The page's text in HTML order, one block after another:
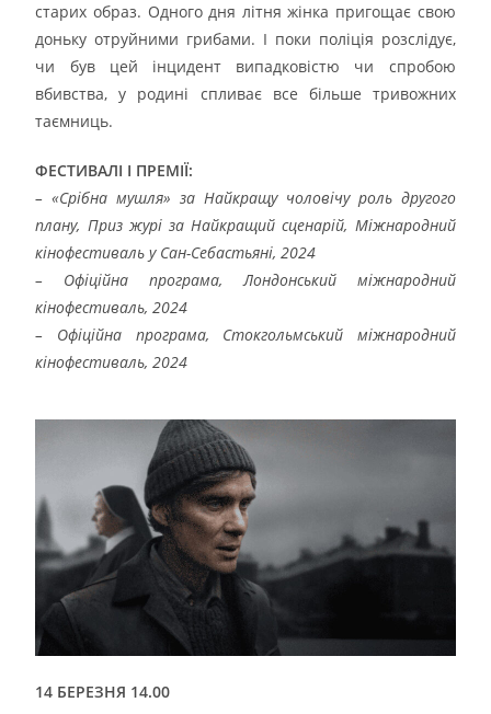
старих образ. Одного дня літня жінка пригощає свою
доньку отруйними грибами. І поки поліція розслідує,
чи був цей інцидент випадковістю чи спробою
вбивства, у родині спливає все більше тривожних
таємниць.
ФЕСТИВАЛІ І ПРЕМІЇ:
– «Срібна мушля» за Найкращу чоловічу роль другого
плану, Приз журі за Найкращий сценарій, Міжнародний
кінофестиваль у Сан-Себастьяні, 2024
– Офіційна програма, Лондонський міжнародний
кінофестиваль, 2024
– Офіційна програма, Стокгольмський міжнародний
кінофестиваль, 2024
14 БЕРЕЗНЯ 14.00